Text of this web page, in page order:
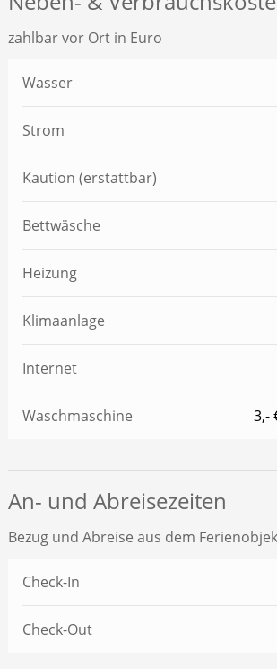
zahlbar vor Ort in Euro
Wasser
Strom
Kaution (erstattbar)
Bettwäsche
Heizung
Klimaanlage
Internet
Waschmaschine 3,-
An- und Abreisezeiten
Bezug und Abreise aus dem
Check-In
Check-Out